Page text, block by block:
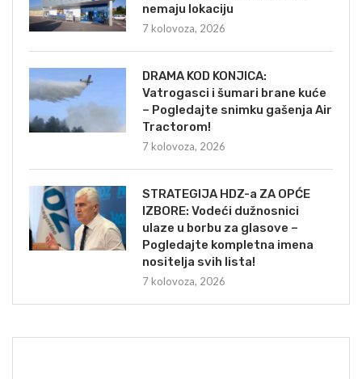
nemaju lokaciju
7 kolovoza, 2026
DRAMA KOD KONJICA:
Vatrogasci i šumari brane kuće
– Pogledajte snimku gašenja Air
Tractorom!
7 kolovoza, 2026
STRATEGIJA HDZ-a ZA OPĆE
IZBORE: Vodeći dužnosnici
ulaze u borbu za glasove –
Pogledajte kompletna imena
nositelja svih lista!
7 kolovoza, 2026